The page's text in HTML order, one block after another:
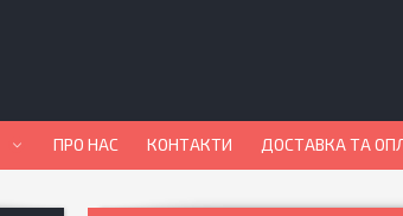
ПРО НАС КОНТАКТИ ДОСТАВКА ТА